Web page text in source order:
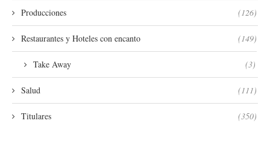
Producciones (126)
Restaurantes y Hoteles con encanto (149)
Take Away (3)
Salud (111)
Titulares (350)